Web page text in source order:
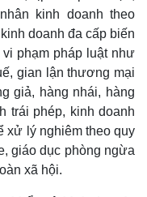
kinh doanh theo
doanh đa cấp biến
phạm pháp luật như
gian lận thương mại
giả, hàng nhái, hàng
trái phép, kinh doanh
xử lý nghiêm theo quy
giáo dục phòng ngừa
xã hội.